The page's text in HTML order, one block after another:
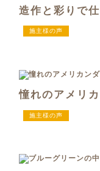
造作と彩りで
施主様の声
憧れのアメリ
施主様の声